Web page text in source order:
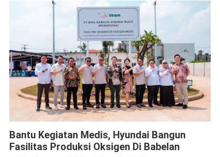
Bantu Kegiatan Medis, Hyundai Bangun
Fasilitas Produksi Oksigen Di Babelan